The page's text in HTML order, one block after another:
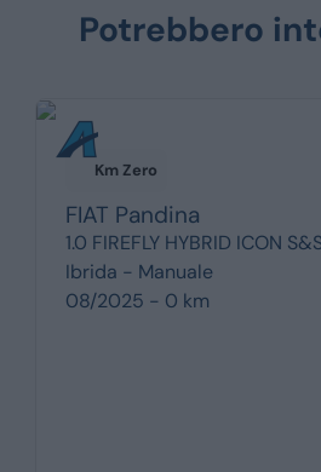
Potrebbero
Km Zero
FIAT Pandina
1.0 FIREFLY HYBRID ICON
Ibrida - Manuale
08/2025 - 0 km